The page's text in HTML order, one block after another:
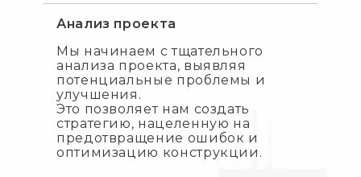
Анализ проекта
Мы начинаем с тщательного
анализа проекта, выявляя
потенциальные проблемы и
улучшения.
Это позволяет нам создать
стратегию, нацеленную на
предотвращение ошибок и
оптимизацию конструкции.